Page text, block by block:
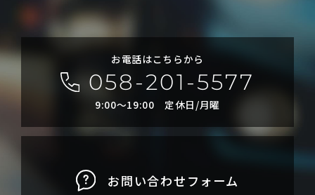
お電話はこちらから
058-201-5577
9:00〜19:00 定休日/月曜
お問い合わせフォーム